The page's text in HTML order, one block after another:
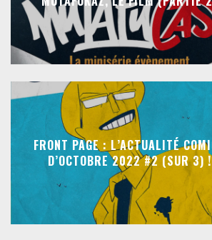
FRONT PAGE : L’ACTUALITÉ
D’OCTOBRE 2022 #2 (SUR 3) !